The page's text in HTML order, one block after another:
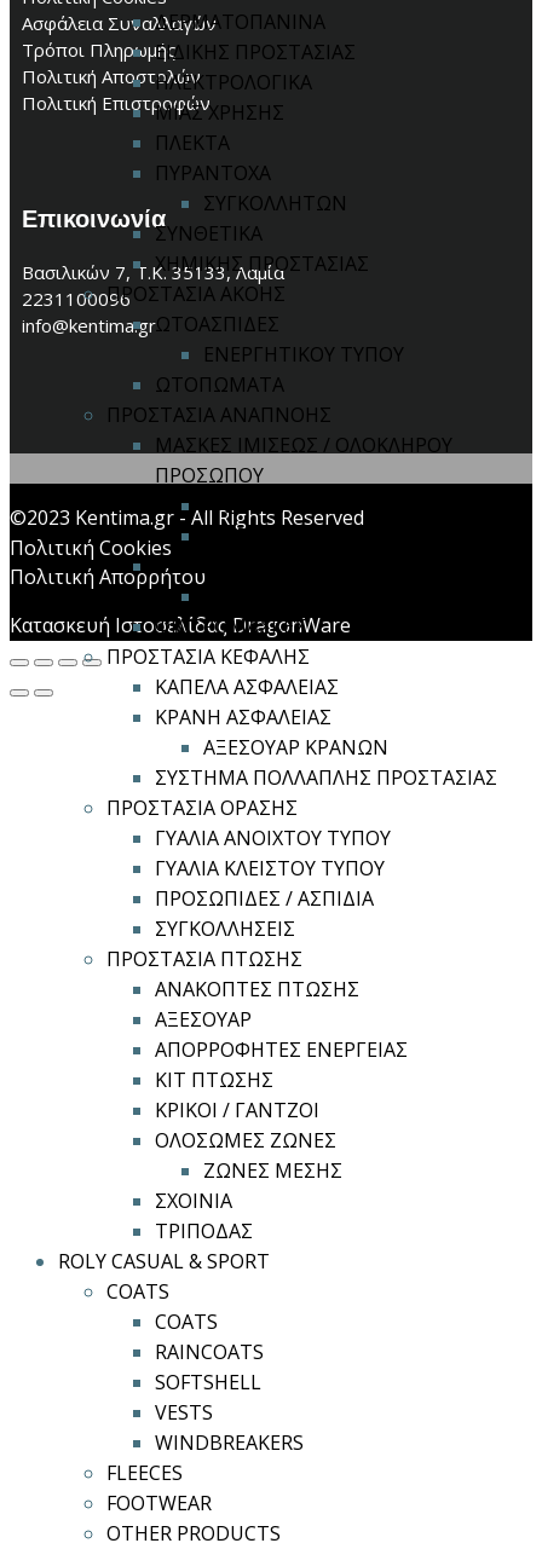
ΔΕΡΜΑΤΟΠΑΝΙΝΑ
ΕΙΔΙΚΗΣ ΠΡΟΣΤΑΣΙΑΣ
ΗΛΕΚΤΡΟΛΟΓΙΚΑ
ΜΙΑΣ ΧΡΗΣΗΣ
ΠΛΕΚΤΑ
ΠΥΡΑΝΤΟΧΑ
ΣΥΓΚΟΛΛΗΤΩΝ
ΣΥΝΘΕΤΙΚΑ
ΧΗΜΙΚΗΣ ΠΡΟΣΤΑΣΙΑΣ
ΠΡΟΣΤΑΣΙΑ ΑΚΟΗΣ
ΩΤΟΑΣΠΙΔΕΣ
ΕΝΕΡΓΗΤΙΚΟΥ ΤΥΠΟΥ
ΩΤΟΠΩΜΑΤΑ
ΠΡΟΣΤΑΣΙΑ ΑΝΑΠΝΟΗΣ
ΜΑΣΚΕΣ ΙΜΙΣΕΩΣ / ΟΛΟΚΛΗΡΟΥ
ΠΡΟΣΩΠΟΥ
ΑΝΤΑΛΛΑΚΤΙΚΑ
ΦΙΛΤΡΑ ΜΑΣΚΩΝ
ΣΥΣΤΗΜΑ ΠΑΡΟΧΗΣ ΑΕΡΑ
ΦΙΛΤΡΟΜΑΣΚΕΣ
ΠΡΟΣΤΑΣΙΑ ΚΕΦΑΛΗΣ
ΚΑΠΕΛΑ ΑΣΦΑΛΕΙΑΣ
ΚΡΑΝΗ ΑΣΦΑΛΕΙΑΣ
ΑΞΕΣΟΥΑΡ ΚΡΑΝΩΝ
ΣΥΣΤΗΜΑ ΠΟΛΛΑΠΛΗΣ ΠΡΟΣΤΑΣΙΑΣ
ΠΡΟΣΤΑΣΙΑ ΟΡΑΣΗΣ
ΓΥΑΛΙΑ ΑΝΟΙΧΤΟΥ ΤΥΠΟΥ
ΓΥΑΛΙΑ ΚΛΕΙΣΤΟΥ ΤΥΠΟΥ
ΠΡΟΣΩΠΙΔΕΣ / ΑΣΠΙΔΙΑ
ΣΥΓΚΟΛΛΗΣΕΙΣ
ΠΡΟΣΤΑΣΙΑ ΠΤΩΣΗΣ
ΑΝΑΚΟΠΤΕΣ ΠΤΩΣΗΣ
ΑΞΕΣΟΥΑΡ
ΑΠΟΡΡΟΦΗΤΕΣ ΕΝΕΡΓΕΙΑΣ
ΚΙΤ ΠΤΩΣΗΣ
ΚΡΙΚΟΙ / ΓΑΝΤΖΟΙ
ΟΛΟΣΩΜΕΣ ΖΩΝΕΣ
ΖΩΝΕΣ ΜΕΣΗΣ
ΣΧΟΙΝΙΑ
ΤΡΙΠΟΔΑΣ
ROLY CASUAL & SPORT
COATS
COATS
RAINCOATS
SOFTSHELL
VESTS
WINDBREAKERS
FLEECES
FOOTWEAR
OTHER PRODUCTS
Ασφάλεια Συναλλαγών
Τρόποι Πληρωμής
Πολιτική Αποστολών
Πολιτική Επιστροφών
Επικοινωνία
Βασιλικών 7, Τ.Κ. 35133, Λαμία
2231100096
info@kentima.gr
©2023 Kentima.gr - All Rights Reserved
Πολιτική Cookies
Πολιτική Απορρήτου
Κατασκευή Ιστοσελίδας DragonWare